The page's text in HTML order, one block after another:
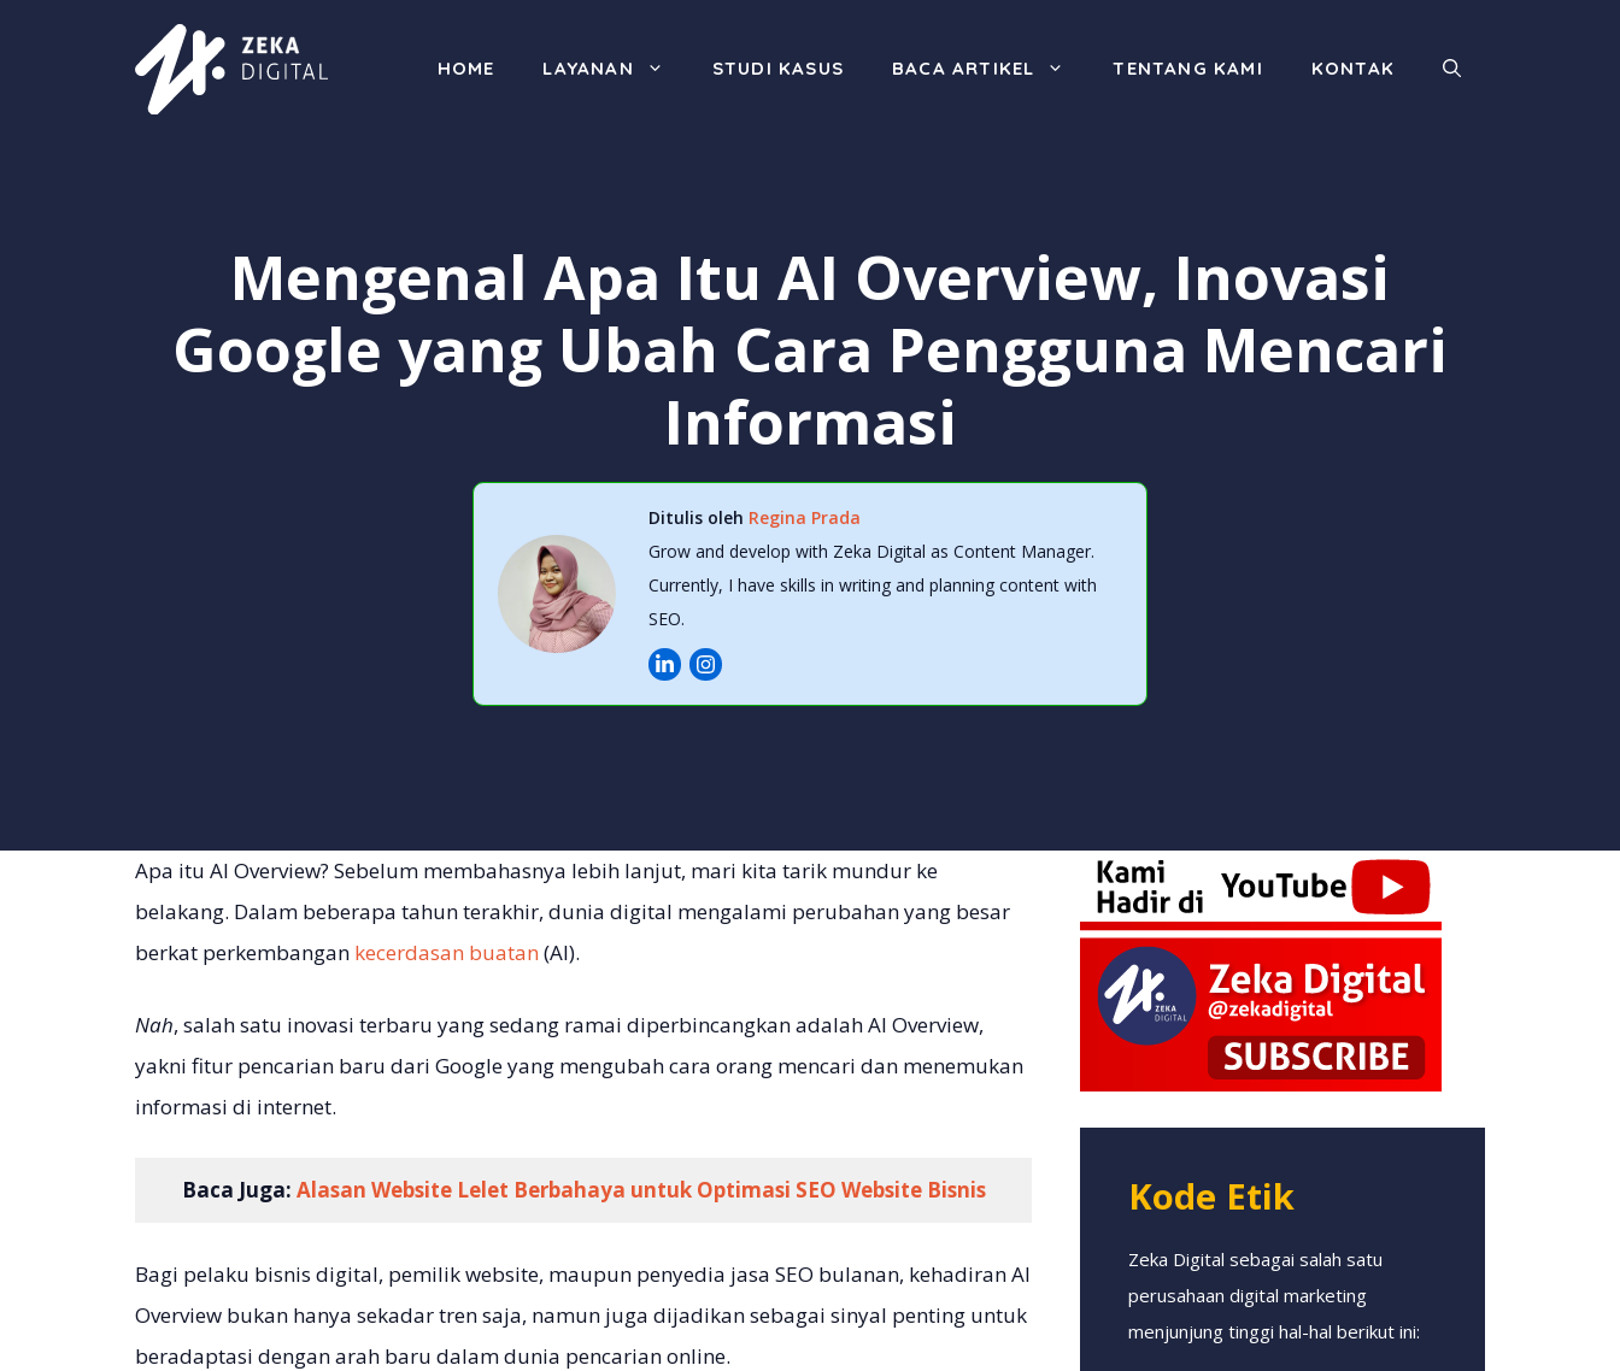
HOME LAYANAN STUDI KASUS BACA ARTIKEL TENTANG KAMI KONTAK
Mengenal Apa Itu AI Overview, Inovasi
Google yang Ubah Cara Pengguna Mencari
Informasi
Ditulis oleh Regina Prada
Grow and develop with Zeka Digital as Content Manager.
Currently, I have skills in writing and planning content with
SEO.
Apa itu AI Overview? Sebelum membahasnya lebih lanjut, mari kita tarik mundur ke
belakang. Dalam beberapa tahun terakhir, dunia digital mengalami perubahan yang besar
berkat perkembangan kecerdasan buatan (AI).
Nah, salah satu inovasi terbaru yang sedang ramai diperbincangkan adalah AI Overview,
yakni fitur pencarian baru dari Google yang mengubah cara orang mencari dan menemukan
informasi di internet.
Baca Juga: Alasan Website Lelet Berbahaya untuk Optimasi SEO Website Bisnis
Bagi pelaku bisnis digital, pemilik website, maupun penyedia jasa SEO bulanan, kehadiran AI
Overview bukan hanya sekadar tren saja, namun juga dijadikan sebagai sinyal penting untuk
beradaptasi dengan arah baru dalam dunia pencarian online.
Kode Etik
Zeka Digital sebagai salah satu
perusahaan digital marketing
menjunjung tinggi hal-hal berikut ini: